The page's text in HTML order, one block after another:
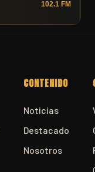
CONTENIDO
Noticias
Destacado
Nosotros